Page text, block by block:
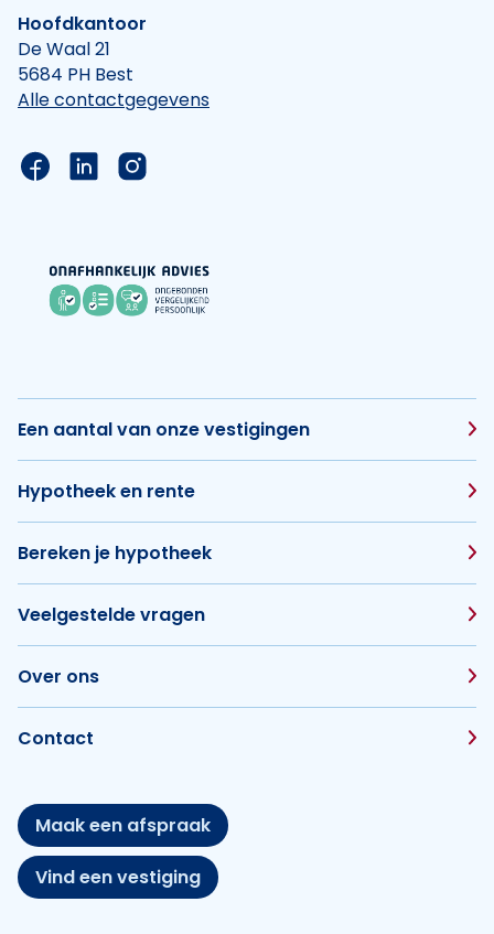
Hoofdkantoor
De Waal 21
5684 PH Best
Alle contactgegevens
Link naar de Facebook pagina van Hypotheek
Link naar de LinkedIn pagina van
Link naar de Instagram pagina van
Een aantal van onze vestigingen
Hypotheek en rente
Bereken je hypotheek
Veelgestelde vragen
Over ons
Contact
Maak een afspraak
Vind een vestiging